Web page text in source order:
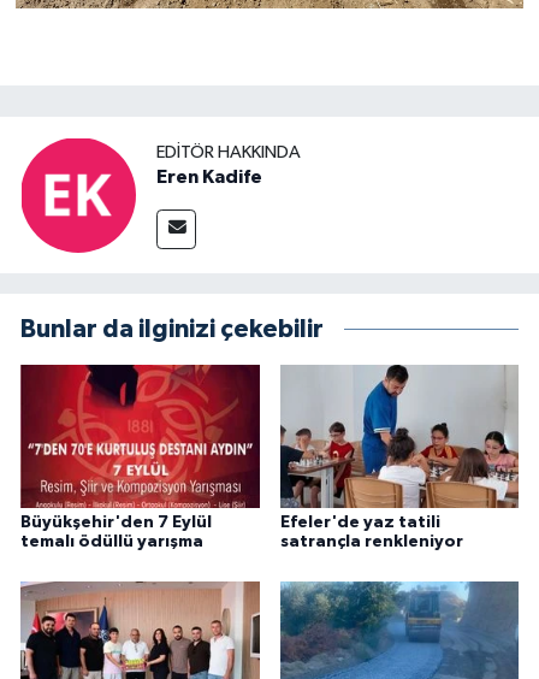
EDITÖR HAKKINDA
Eren Kadife
Bunlar da ilginizi çekebilir
Büyükşehir'den 7 Eylül
temalı ödüllü yarışma
Efeler'de yaz tatili
satrançla renkleniyor